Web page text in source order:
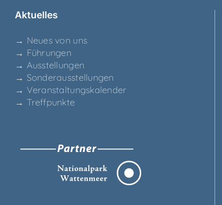
Aktu­el­les
→ Neu­es von uns
→ Füh­run­gen
→ Aus­stel­lun­gen
→ Son­der­aus­stel­lun­gen
→ Ver­an­stal­tungs­ka­len­der
→ Treff­punk­te